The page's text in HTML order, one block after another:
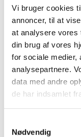
Vi bruger cookies
annoncer, til at
at analysere vores
din brug af vores
for sociale medier,
analysepartnere.
data med andre
de har indsamlet
Nødvendig